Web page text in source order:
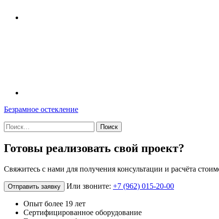
Навигация
по
Безрамное остекление
Найти:
Готовы реализовать свой проект?
Свяжитесь с нами для получения консультации и расчёта
Отправить заявку Или звоните: +7 (962) 015-20-00
Опыт более 19 лет
Сертифицированное оборудование